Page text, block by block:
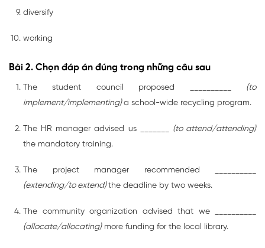
diversify
working
Bài 2. Chọn đáp án đúng trong những câu sau
The student council proposed __________ (to
implement/implementing)a school-wide recycling program.
The HR manager advised us _______ (to attend/attending)
the mandatory training.
The project manager recommended __________
(extending/to extend)the deadline by two weeks.
The community organization advised that we __________
(allocate/allocating)more funding for the local library.